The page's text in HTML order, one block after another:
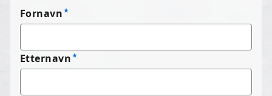
Fornavn
Etternavn